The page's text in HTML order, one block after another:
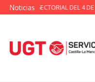
Saltar al contenido
Noticias
MESA SECTORIAL DEL 4